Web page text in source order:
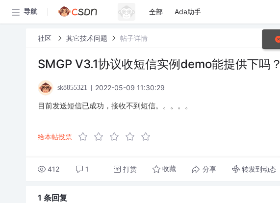
导航 全部 Ada助手
社区 其它技术问题 帖子详情
SMGP V3.1协议收短信实例demo能提供下吗？
sk8855321 2022-05-09 11:30:29
目前发送短信已成功，接收不到短信。。。。。
给本帖投票
412 1 打赏 收藏 分享 转发到动态
1 条回复